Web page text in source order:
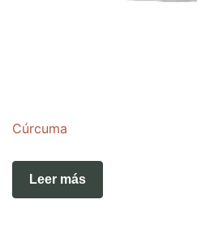
Cúrcuma
Leer más